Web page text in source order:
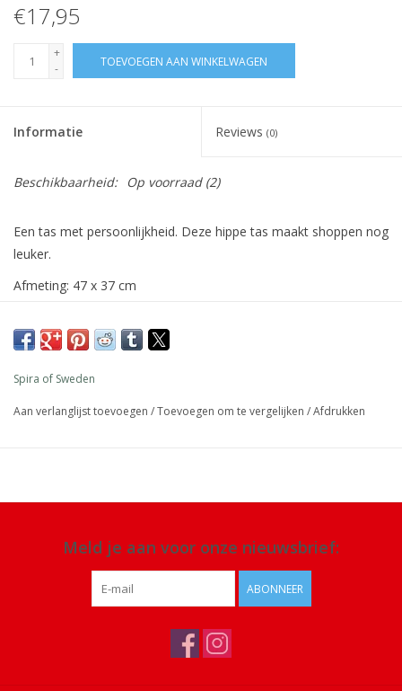
€17,95
+
-
TOEVOEGEN AAN WINKELWAGEN
Informatie Reviews (0)
Beschikbaarheid: Op voorraad(2)
Een tas met persoonlijkheid. Deze hippe tas maakt shoppen nog
leuker.
Afmeting: 47 x 37 cm
Details: met de hand geprint, voorzichtig wassen
Spira of Sweden
Aan verlanglijst toevoegen /Toevoegen om te vergelijken /Afdrukken
Meld je aan voor onze nieuwsbrief:
ABONNEER